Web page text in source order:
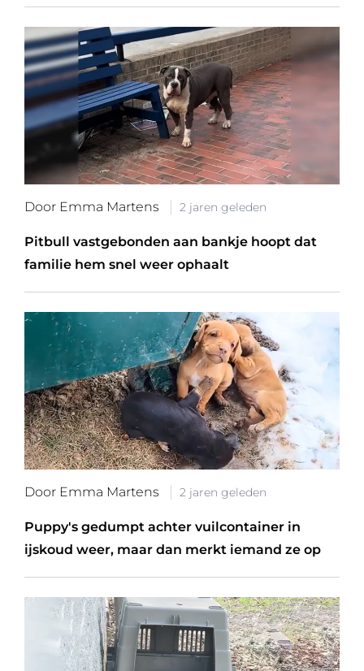
Door Emma Martens 2 jaren geleden
Pitbull vastgebonden aan bankje hoopt dat
familie hem snel weer ophaalt
Door Emma Martens 2 jaren geleden
Puppy's gedumpt achter vuilcontainer in
ijskoud weer, maar dan merkt iemand ze op